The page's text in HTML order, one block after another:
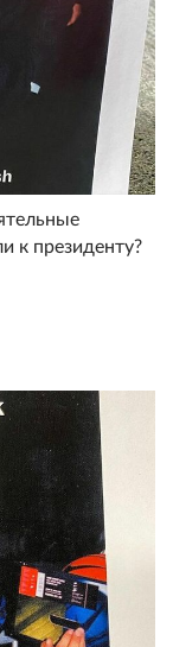
к президенту?